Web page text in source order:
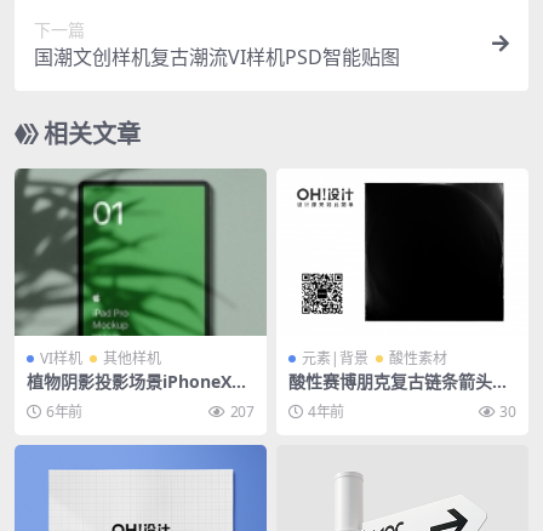
下一篇
国潮文创样机复古潮流VI样机PSD智能贴图
相关文章
VI样机 其他样机
植物阴影投影场景iPhoneXS
手机电脑平板样机PSD智能贴
图素材模板
6年前 207
元素|背景 酸性素材
酸性赛博朋克复古链条箭头光
盘录像带镭射金属液态金PNG
元素素材
4年前 30